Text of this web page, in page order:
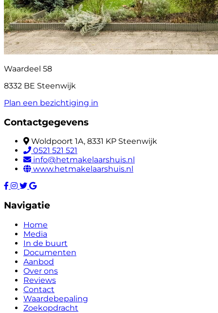
Waardeel 58
8332 BE Steenwijk
Plan een bezichtiging in
Contactgegevens
Woldpoort 1A, 8331 KP Steenwijk
0521 521 521
info@hetmakelaarshuis.nl
www.hetmakelaarshuis.nl
Navigatie
Home
Media
In de buurt
Documenten
Aanbod
Over ons
Reviews
Contact
Waardebepaling
Zoekopdracht